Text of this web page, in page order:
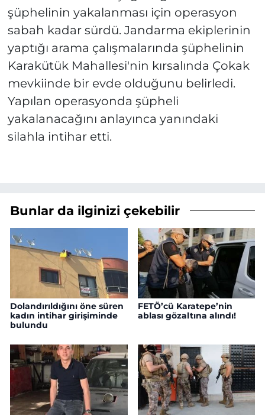
şüphelinin yakalanması için operasyon
sabah kadar sürdü. Jandarma ekiplerinin
yaptığı arama çalışmalarında şüphelinin
Karakütük Mahallesi'nin kırsalında Çokak
mevkiinde bir evde olduğunu belirledi.
Yapılan operasyonda şüpheli
yakalanacağını anlayınca yanındaki
silahla intihar etti.
Bunlar da ilginizi çekebilir
Dolandırıldığını öne süren
kadın intihar girişiminde
bulundu
FETÖ’cü Karatepe’nin
ablası gözaltına alındı!